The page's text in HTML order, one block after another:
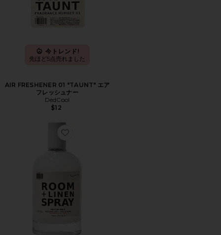
今トレンド!
先ほど5点売れました
AIR FRESHENER 01 "TAUNT" エア
フレッシュナー
DedCool
$12
Favorite ルームスプレー